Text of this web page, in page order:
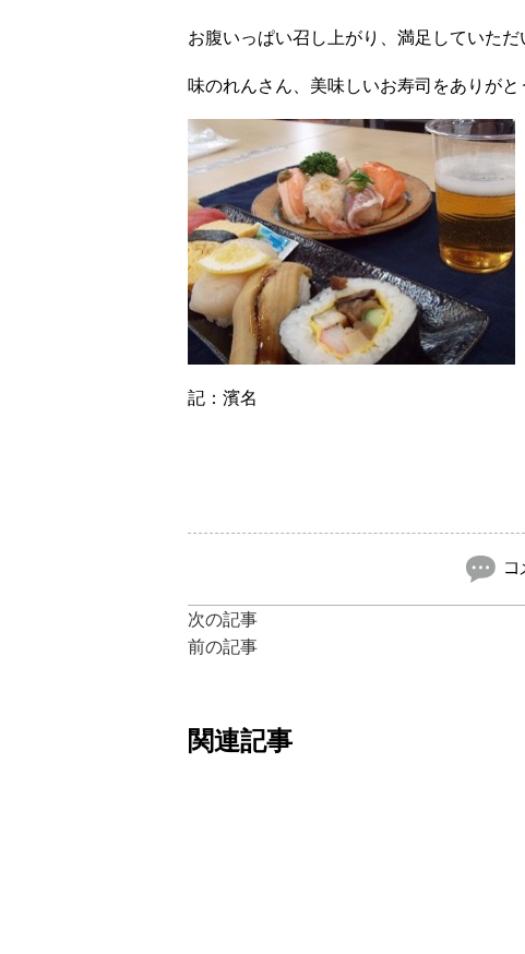
お腹いっぱい召し上がり、満足していただ
味のれんさん、美味しいお寿司をありが
記：濱名
次の記事
前の記事
関連記事